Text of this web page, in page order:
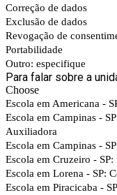
Correção de dados
Exclusão de dados
Revogação de
Portabilidade
Outro: especifique
Para falar sobre a
Choose
Escola em Americana -
Escola em Campinas -
Auxiliadora
Escola em Campinas -
Escola em Cruzeiro -
Escola em Lorena - SP:
Escola em Piracicaba -